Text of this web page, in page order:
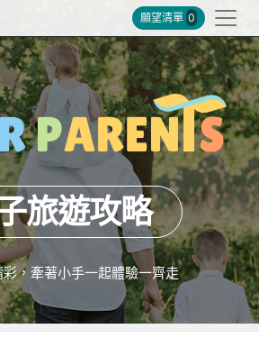
願望清單 0
旅遊攻略
，牽著小手一起體驗一齊走